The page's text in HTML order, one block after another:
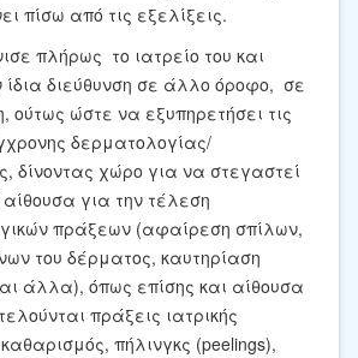
πίσω από τις εξελίξεις.
πλήρως το ιατρείο του και
ίδια διεύθυνση σε άλλο όροφο, σε
ούτως ώστε να εξυπηρετήσει τις
δερματολογίας/
δίνοντας χώρο για να στεγαστεί
αίθουσα για την τέλεση
πράξεων (αφαίρεση σπίλων,
του δέρματος, καυτηρίαση
άλλα), όπως επίσης και αίθουσα
πράξεις ιατρικής
πήλινγκς (peelings),